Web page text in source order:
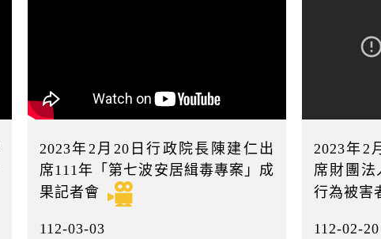
2023年2月20日行政院長陳建仁出
席111年「第七波安居緝毒專案」成
果記者會
112-03-03
2023年2
席財團法
行為被害
112-02-20